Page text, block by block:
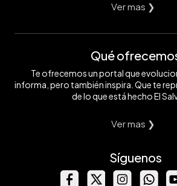
Ver mas ❯
Qué
Te ofrecemos un portal que
informa, pero también inspira. Que te
de lo que está hecho El
Ver mas ❯
Síguenos